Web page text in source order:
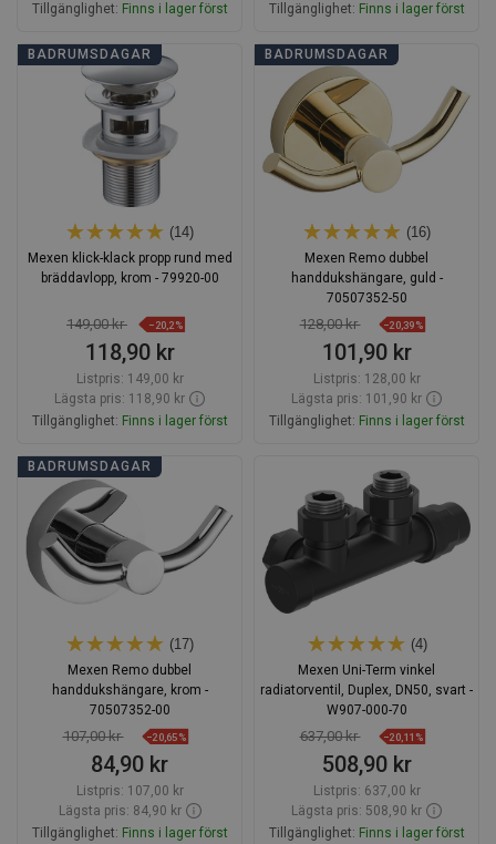
Tillgänglighet: Finns i lager först
Lägg i varukorg
favorite_border Favoriter
Jämför
Tillgänglighet: Finns i lager först
Lägg i varukorg
favorite_border
Jämför
BADRUMSDAGAR
(14)
Mexen klick-klack propp rund med
bräddavlopp, krom - 79920-00
149,00 kr −20,2%
118,90 kr
Listpris: 149,00 kr
Lägsta pris: 118,90 kr
Tillgänglighet: Finns i lager först
Lägg i varukorg
Jämför
BADRUMSDAGAR
(16)
Mexen Remo dubbel
handdukshängare, guld -
70507352-50
128,00 kr −20,39%
101,90 kr
Listpris: 128,00 kr
Lägsta pris: 101,90 kr
Tillgänglighet: Finns i lager först
Lägg i varukorg
favorite_border Favoriter
Jämför
BADRUMSDAGAR
(17)
Mexen Remo dubbel
handdukshängare, krom -
70507352-00
107,00 kr −20,65%
84,90 kr
Listpris: 107,00 kr
Lägsta pris: 84,90 kr
Tillgänglighet: Finns i lager först
(4)
Mexen Uni-Term vinkel
radiatorventil, Duplex, DN50, svart -
W907-000-70
637,00 kr −20,11%
508,90 kr
Listpris: 637,00 kr
Lägsta pris: 508,90 kr
Tillgänglighet: Finns i lager först